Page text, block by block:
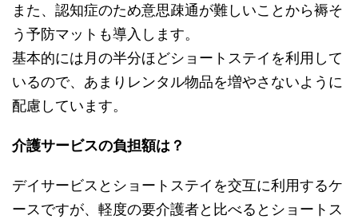
また、認知症のため意思疎通が難しいことから褥そ
う予防マットも導入します。
基本的には月の半分ほどショートステイを利用して
いるので、あまりレンタル物品を増やさないように
配慮しています。
介護サービスの負担額は？
デイサービスとショートステイを交互に利用するケ
ースですが、軽度の要介護者と比べるとショートス